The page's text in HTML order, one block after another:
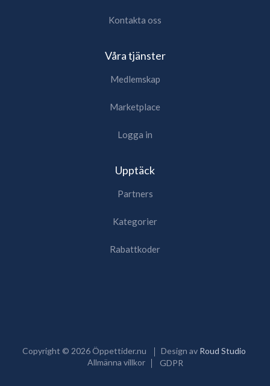
Kontakta oss
Våra tjänster
Medlemskap
Marketplace
Logga in
Upptäck
Partners
Kategorier
Rabattkoder
Copyright © 2026Öppettider.nu Design av Roud Studio
Allmänna villkor
GDPR